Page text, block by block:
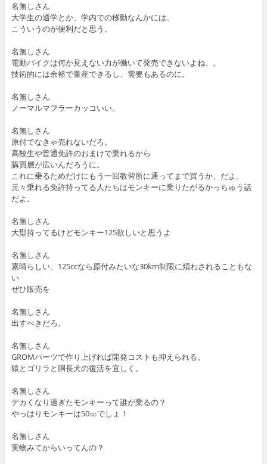
名無しさん
大学生の通学とか、学内での移動なんかには、
こういうのが便利だと思う。
名無しさん
電動バイクは何か見えない力が働いて発売できないよね。。
技術的には余裕で量産できるし、需要もあるのに。
名無しさん
ノーマルマフラーカッコいい。
名無しさん
原付でなきゃ売れないだろ。
高校生や普通免許のおまけで乗れるから
購買層が広いんだろうに。
これに乗るためだけにもう一回教習所に通ってまで買うか、だよ。
元々乗れる免許持ってる人たちはモンキーに乗りたがるかっちゅう話
だよ。
名無しさん
大型持ってるけどモンキー125欲しいと思うよ
名無しさん
素晴らしい、125ccなら原付みたいな30km制限に煩わされることもな
い
ぜひ販売を
名無しさん
出すべきだろ。
名無しさん
GROMパーツで作り上げれば開発コストも抑えられる。
猿とゴリラと胴長犬の復活を宜しく。
名無しさん
デカくなり過ぎたモンキーって誰が乗るの？
やっはりモンキーは50㏄でしょ！
名無しさん
実物みてからいってんの？